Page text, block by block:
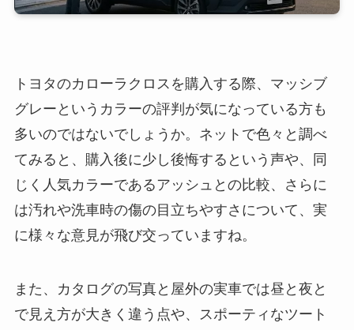
トヨタのカローラクロスを購入する際、マッシブ
グレーというカラーの評判が気になっている方も
多いのではないでしょうか。ネットで色々と調べ
てみると、購入後に少し後悔するという声や、同
じく人気カラーであるアッシュとの比較、さらに
は汚れや洗車時の傷の目立ちやすさについて、実
に様々な意見が飛び交っていますね。
また、カタログの写真と屋外の実車では昼と夜と
で見え方が大きく違う点や、スポーティなツート